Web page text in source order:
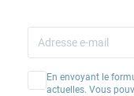
En envoyant le
actuelles. Vous